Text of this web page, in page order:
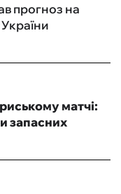
прогноз на
матчі:
запасних